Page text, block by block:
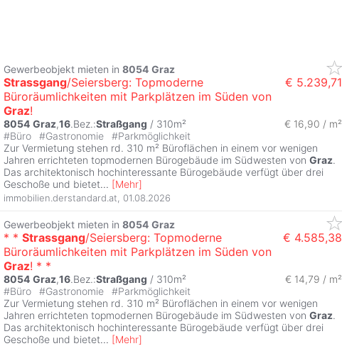
Gewerbeobjekt mieten in 8054 Graz
Strassgang/Seiersberg: Topmoderne
Büroräumlichkeiten mit Parkplätzen im Süden von
Graz!
€ 5.239,71
8054 Graz,16.Bez.:Straßgang / 310m² € 16,90 / m²
#Büro #Gastronomie #Parkmöglichkeit
Zur Vermietung stehen rd. 310 m² Büroflächen in einem vor wenigen
Jahren errichteten topmodernen Bürogebäude im Südwesten von Graz.
Das architektonisch hochinteressante Bürogebäude verfügt über drei
Geschoße und bietet... [Mehr]
immobilien.derstandard.at 01.08.2026
Gewerbeobjekt mieten in 8054 Graz
* * Strassgang/Seiersberg: Topmoderne
Büroräumlichkeiten mit Parkplätzen im Süden von
Graz! * *
€ 4.585,38
8054 Graz,16.Bez.:Straßgang / 310m²
€ 14,79 / m²
#Büro #Gastronomie #Parkmöglichkeit
Zur Vermietung stehen rd. 310 m² Büroflächen in einem vor wenigen
Jahren errichteten topmodernen Bürogebäude im Südwesten von Graz.
Das architektonisch hochinteressante Bürogebäude verfügt über drei
Geschoße und bietet... [Mehr]